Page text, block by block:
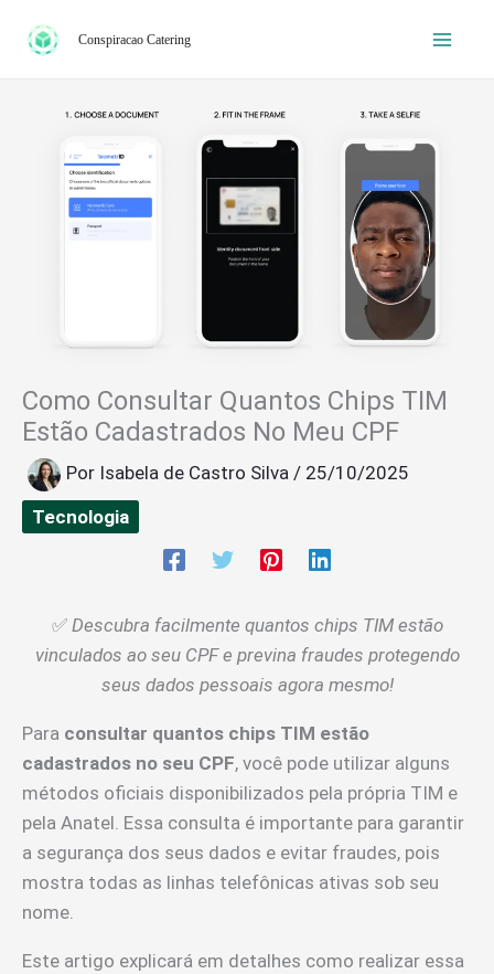
para
Conspiracao Catering
Como Consultar Quantos Chips TIM
Estão Cadastrados No Meu CPF
Por Isabela de Castro Silva / 25/10/2025
Tecnologia
✅ Descubra facilmente quantos chips TIM estão
vinculados ao seu CPF e previna fraudes protegendo
seus dados pessoais agora mesmo!
Para consultar quantos chips TIM estão
cadastrados no seu CPF, você pode utilizar alguns
métodos oficiais disponibilizados pela própria TIM e
pela Anatel. Essa consulta é importante para garantir
a segurança dos seus dados e evitar fraudes, pois
mostra todas as linhas telefônicas ativas sob seu
nome.
Este artigo explicará em detalhes como realizar essa